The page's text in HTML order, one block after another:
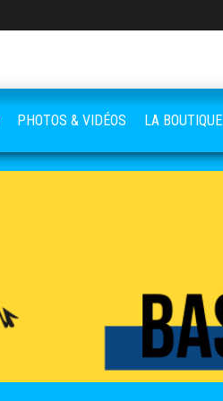
PHOTOS & VIDÉOS LA BOUTIQUE